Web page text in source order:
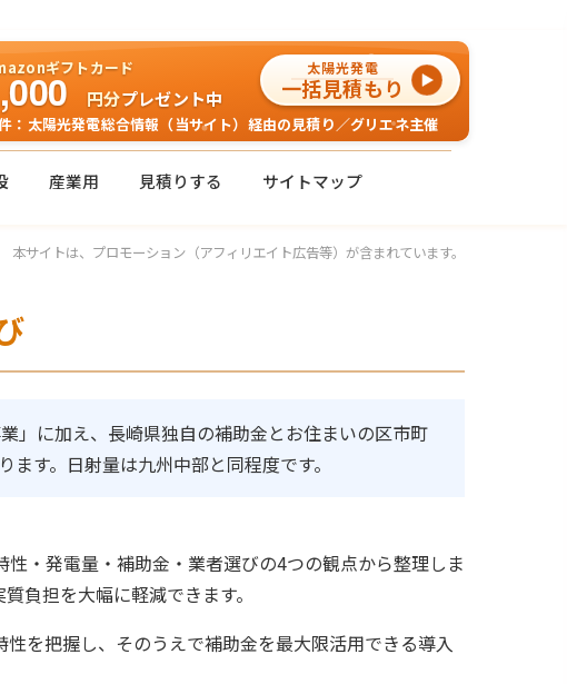
ギフトカード
円分プレゼント中
：太陽光発電総合情報（当サイト）経由の見積り／グリエネ主催
太陽光発電
一括見積もり
産業用 見積りする サイトマップ
本サイトは、プロモーション（アフィリエイト広告等）が含まれています。
」に加え、長崎県独自の補助金とお住まいの区市町
す。日射量は九州中部と同程度です。
・発電量・補助金・業者選びの4つの観点から整理しま
負担を大幅に軽減できます。
を把握し、そのうえで補助金を最大限活用できる導入